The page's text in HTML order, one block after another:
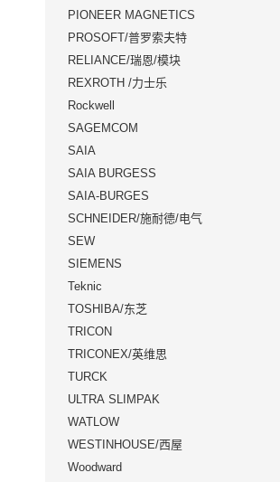
PIONEER MAGNETICS
PROSOFT/普罗索夫特
RELIANCE/瑞恩/模块
REXROTH /力士乐
Rockwell
SAGEMCOM
SAIA
SAIA BURGESS
SAIA-BURGES
SCHNEIDER/施耐德/电气
SEW
SIEMENS
Teknic
TOSHIBA/东芝
TRICON
TRICONEX/英维思
TURCK
ULTRA SLIMPAK
WATLOW
WESTINHOUSE/西屋
Woodward